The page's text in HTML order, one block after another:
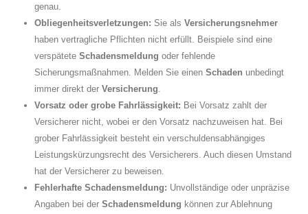
genau.
Obliegenheitsverletzungen: Sie als Versicherungsnehmer
haben vertragliche Pflichten nicht erfüllt. Beispiele sind eine
verspätete Schadensmeldung oder fehlende
Sicherungsmaßnahmen. Melden Sie einen Schaden unbedingt
immer direkt der Versicherung
Vorsatz oder grobe Fahrlässigkeit: Bei Vorsatz zahlt der
Versicherer nicht, wobei er den Vorsatz nachzuweisen hat. Bei
grober Fahrlässigkeit besteht ein verschuldensabhängiges
Leistungskürzungsrecht des Versicherers. Auch diesen Umstand
hat der Versicherer zu beweisen.
Fehlerhafte Schadensmeldung: Unvollständige oder unpräzise
Angaben bei der Schadensmeldung können zur Ablehnung